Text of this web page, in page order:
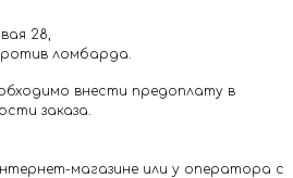
28,
ломбарда.
внести предоплату в
заказа.
магазине или у оператора с